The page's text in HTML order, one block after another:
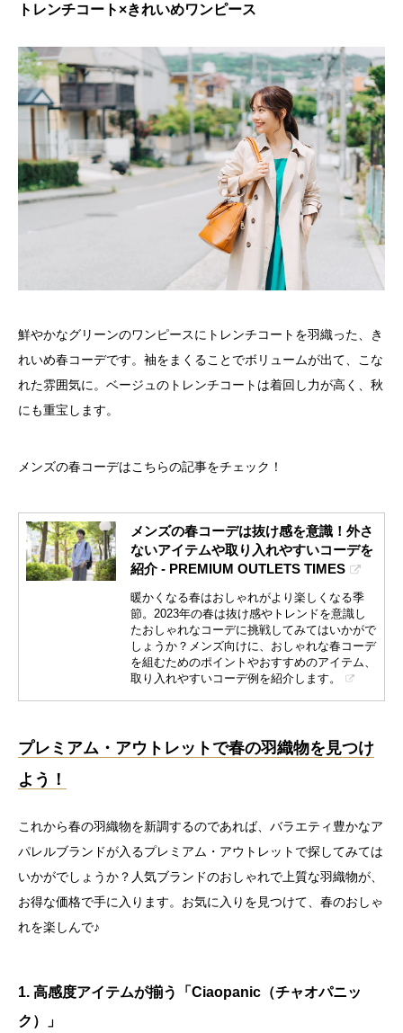
トレンチコート×きれいめワンピース
鮮やかなグリーンのワンピースにトレンチコートを羽織った、き
れいめ春コーデです。袖をまくることでボリュームが出て、こな
れた雰囲気に。ベージュのトレンチコートは着回し力が高く、秋
にも重宝します。
メンズの春コーデはこちらの記事をチェック！
メンズの春コーデは抜け感を意識！外さ
ないアイテムや取り入れやすいコーデを
紹介 - PREMIUM OUTLETS TIMES
暖かくなる春はおしゃれがより楽しくなる季
節。2023年の春は抜け感やトレンドを意識し
たおしゃれなコーデに挑戦してみてはいかがで
しょうか？メンズ向けに、おしゃれな春コーデ
を組むためのポイントやおすすめのアイテム、
取り入れやすいコーデ例を紹介します。
プレミアム・アウトレットで春の羽織物を見つけ
よう！
これから春の羽織物を新調するのであれば、バラエティ豊かなア
パレルブランドが入るプレミアム・アウトレットで探してみては
いかがでしょうか？人気ブランドのおしゃれで上質な羽織物が、
お得な価格で手に入ります。お気に入りを見つけて、春のおしゃ
れを楽しんで♪
1. 高感度アイテムが揃う「Ciaopanic（チャオパニッ
ク）」